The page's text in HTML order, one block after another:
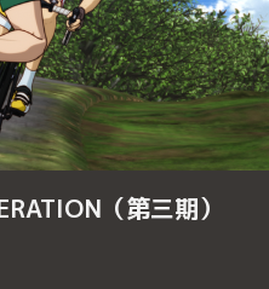
（第三期）